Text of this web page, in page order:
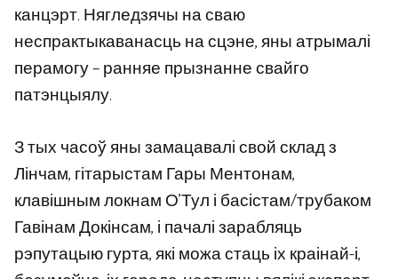
канцэрт. Нягледзячы на ​​сваю
неспрактыкаванасць на сцэне, яны атрымалі
перамогу – ранняе прызнанне свайго
патэнцыялу.
З тых часоў яны замацавалі свой склад з
Лінчам, гітарыстам Гары Ментонам,
клавішным локнам О’Тул і басістам/трубаком
Гавінам Докінсам, і пачалі зарабляць
рэпутацыю гурта, які можа стаць іх краінай-і,